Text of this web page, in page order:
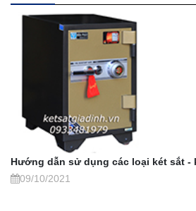
Hướng dẫn sử dụng các loại két sắt -
09/10/2021